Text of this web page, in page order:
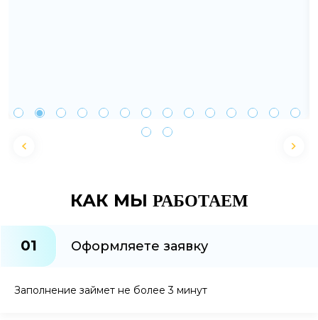
КАК МЫ РАБОТАЕМ
01 Оформляете заявку
Заполнение займет не более 3 минут